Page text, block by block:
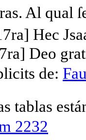
Al qual
Hec
Deo
de:
tablas
2232